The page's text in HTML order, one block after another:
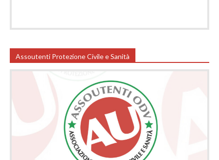
Assoutenti Protezione Civile e Sanità